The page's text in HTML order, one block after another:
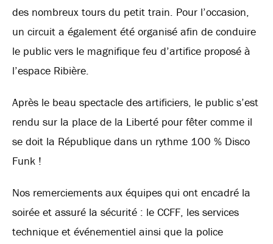
des nombreux tours du petit train. Pour l’occasion,
un circuit a également été organisé afin de conduire
le public vers le magnifique feu d’artifice proposé à
l’espace Ribière.
Après le beau spectacle des artificiers, le public s’est
rendu sur la place de la Liberté pour fêter comme il
se doit la République dans un rythme 100 % Disco
Funk !
Nos remerciements aux équipes qui ont encadré la
soirée et assuré la sécurité : le CCFF, les services
technique et événementiel ainsi que la police